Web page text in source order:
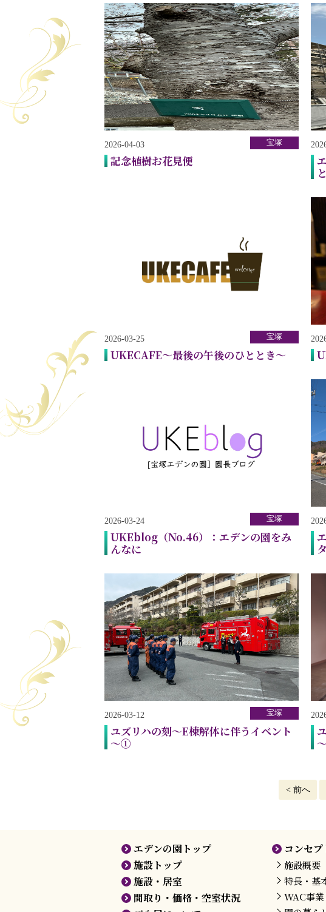
2026-04-03
記念植樹お花見便
宝塚
2026-03-25
UKECAFE～最後の午後のひととき～
宝塚
2026-03-24
UKEblog（No.46）：エデンの園をみ
んなに
宝塚
2026-03-12
ユズリハの刻～E棟解体に伴うイベント
～①
宝塚
<前へ
エデンの園トップ
施設トップ
施設・居室
間取り・価格・空室状況
コンセプ
施設概要
特長・基
WAC事